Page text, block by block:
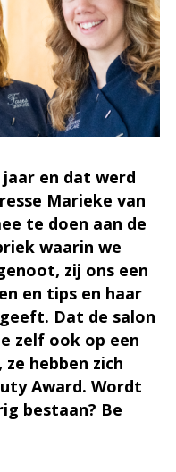
jaar en dat werd
Marieke van
te doen aan de
waarin we
zij ons een
en tips en haar
Dat de salon
zelf ook op een
hebben zich
Award. Wordt
bestaan? Be